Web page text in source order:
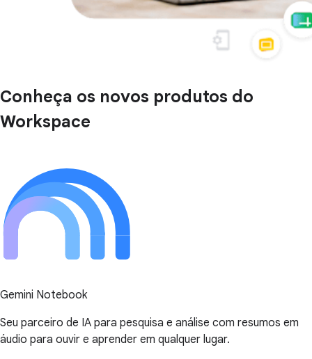
Conheça os novos produtos do
Workspace
Gemini Notebook
Seu parceiro de IA para pesquisa e análise com resumos em
áudio para ouvir e aprender em qualquer lugar.